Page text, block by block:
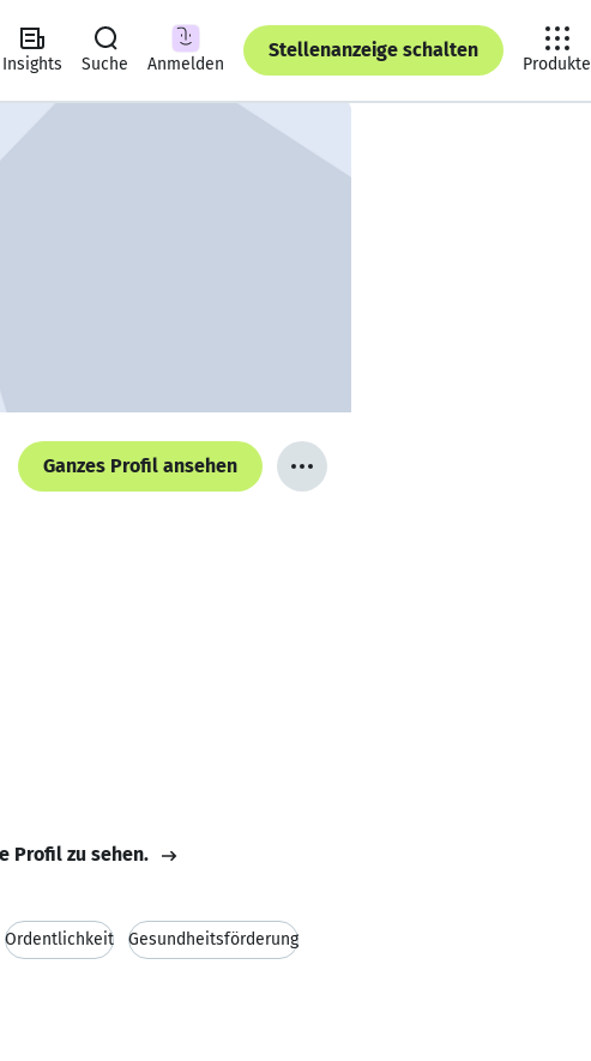
Insights Suche Anmelden
Stellenanzeige schalten
Produkte
Ganzes Profil ansehen
Profil zu sehen.
Ordentlichkeit Gesundheitsförderung